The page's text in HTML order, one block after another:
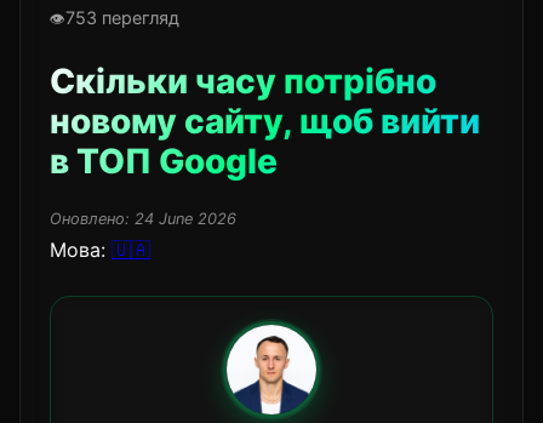
753 перегляд
Скільки часу потрібно
новому сайту, щоб вийти
в ТОП Google
Оновлено: 24 June 2026
Мова: 🇺🇦